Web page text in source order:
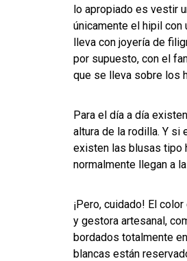
lo apropiado es vestir
únicamente el hipil con
lleva con joyería de
por supuesto, con el
que se lleva sobre los
Para el día a día
altura de la rodilla. Y si
existen las blusas tipo
normalmente llegan a
¡Pero, cuidado! El
y gestora artesanal,
bordados totalmente
blancas están